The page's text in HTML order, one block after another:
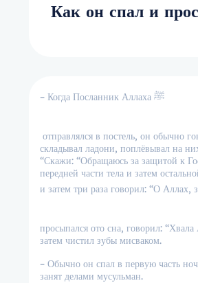
– Когда Посланник Аллаха ﷺ
отправлялся в постель, он обычно
складывал ладони, поплёвывал на
“Скажи: “Обращаюсь за защитой к
передней части тела и затем
просыпался ото сна, говорил:
затем чистил зубы мисваком.
– Обычно он спал в первую часть
занят делами мусульман.